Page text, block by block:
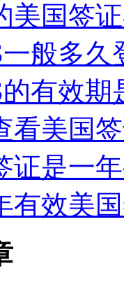
美国签
般多久
有效期
看美国
证是一
有效美